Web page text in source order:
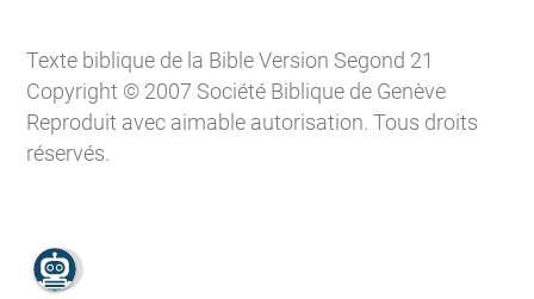
Texte biblique de la Bible Version Segond 21
Copyright © 2007 Société Biblique de Genève
Reproduit avec aimable autorisation. Tous droits
réservés.